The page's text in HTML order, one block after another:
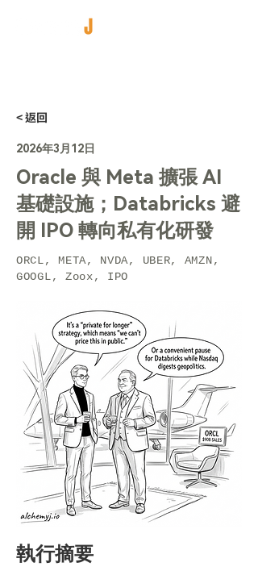
< 返回
2026年3月12日
Oracle 與 Meta 擴張 AI
基礎設施；Databricks 避
開 IPO 轉向私有化研發
ORCL, META, NVDA, UBER, AMZN,
GOOGL, Zoox, IPO
執行摘要